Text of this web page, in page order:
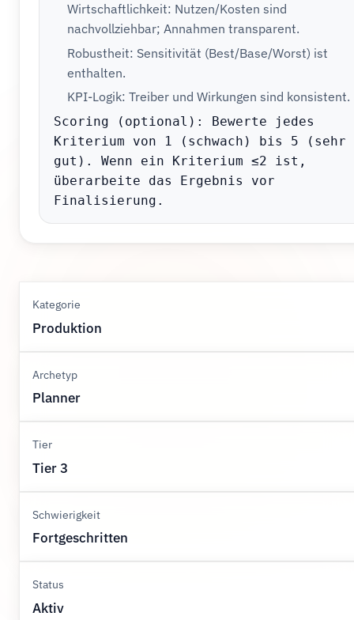
Wirtschaftlichkeit: Nutzen/Kosten sind
nachvollziehbar; Annahmen transparent.
Robustheit: Sensitivität (Best/Base/Worst) ist
enthalten.
KPI-Logik: Treiber und Wirkungen sind konsistent.
Scoring (optional): Bewerte jedes
Kriterium von 1 (schwach) bis 5 (sehr
gut). Wenn ein Kriterium ≤2 ist,
überarbeite das Ergebnis vor
Finalisierung.
Kategorie
Produktion
Archetyp
Planner
Tier
Tier 3
Schwierigkeit
Fortgeschritten
Status
Aktiv